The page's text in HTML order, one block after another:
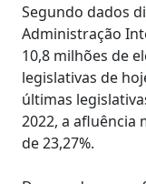
Segundo dados
Administração
10,8 milhões de
legislativas de
últimas
2022, a afluência
de 23,27%.